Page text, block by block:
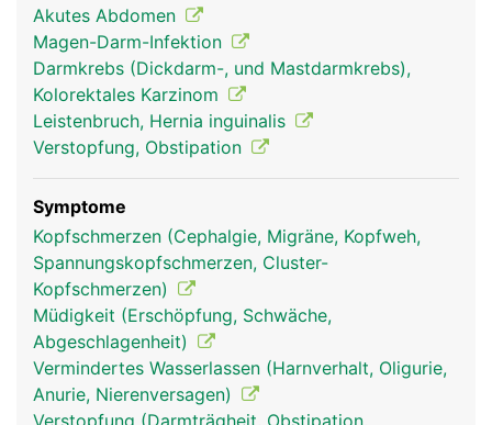
Akutes Abdomen
Magen-Darm-Infektion
Darmkrebs (Dickdarm-, und Mastdarmkrebs),
Kolorektales Karzinom
Leistenbruch, Hernia inguinalis
Verstopfung, Obstipation
Symptome
Kopfschmerzen (Cephalgie, Migräne, Kopfweh,
Spannungskopfschmerzen, Cluster-
Kopfschmerzen)
Müdigkeit (Erschöpfung, Schwäche,
Abgeschlagenheit)
Vermindertes Wasserlassen (Harnverhalt, Oligurie,
Anurie, Nierenversagen)
Verstopfung (Darmträgheit, Obstipation,